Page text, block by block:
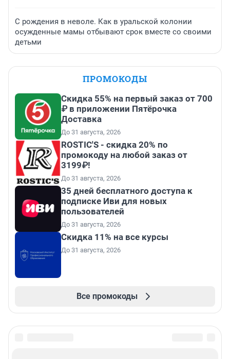
С рождения в неволе. Как в уральской колонии
осужденные мамы отбывают срок вместе со своими
детьми
ПРОМОКОДЫ
Скидка 55% на первый заказ от 700
₽ в приложении Пятёрочка
Доставка
До 31 августа, 2026
ROSTIC'S - скидка 20% по
промокоду на любой заказ от
3199₽!
До 31 августа, 2026
35 дней бесплатного доступа к
подписке Иви для новых
пользователей
До 31 августа, 2026
Скидка 11% на все курсы
До 31 августа, 2026
Все промокоды